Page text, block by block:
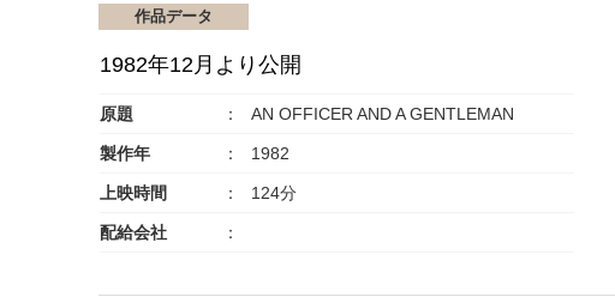
作品データ
1982年12月より公開
原題 AN OFFICER AND A GENTLEMAN
製作年 1982
上映時間 124分
配給会社